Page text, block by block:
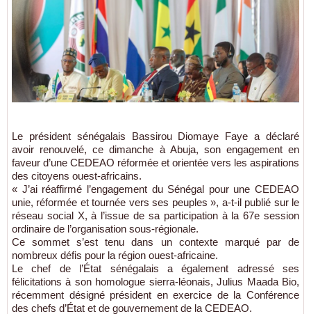
Le président sénégalais Bassirou Diomaye Faye a déclaré
avoir renouvelé, ce dimanche à Abuja, son engagement en
faveur d’une CEDEAO réformée et orientée vers les aspirations
des citoyens ouest-africains.
« J’ai réaffirmé l’engagement du Sénégal pour une CEDEAO
unie, réformée et tournée vers ses peuples », a-t-il publié sur le
réseau social X, à l’issue de sa participation à la 67e session
ordinaire de l’organisation sous-régionale.
Ce sommet s’est tenu dans un contexte marqué par de
nombreux défis pour la région ouest-africaine.
Le chef de l’État sénégalais a également adressé ses
félicitations à son homologue sierra-léonais, Julius Maada Bio,
récemment désigné président en exercice de la Conférence
des chefs d’État et de gouvernement de la CEDEAO.